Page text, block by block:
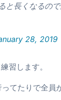
と長くなるの
28, 2019
習します。
てたりで全員